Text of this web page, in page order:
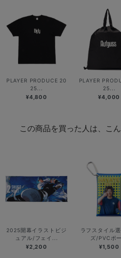
PLAYER PRODUCE 20
25...
¥4,800
PLAYER
25...
¥4,000
この商品を買った人は、こ
2025開幕イラストビジ
ュアル/フェイ...
¥2,200
ラフスタイル
ズ/PVCポ
¥1,500